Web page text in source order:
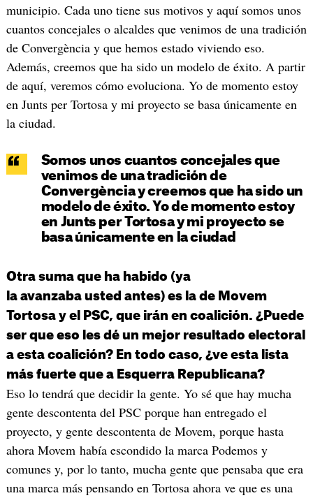
municipio. Cada uno tiene sus motivos y aquí somos unos
cuantos concejales o alcaldes que venimos de una tradición
de Convergència y que hemos estado viviendo eso.
Además, creemos que ha sido un modelo de éxito. A partir
de aquí, veremos cómo evoluciona. Yo de momento estoy
en Junts per Tortosa y mi proyecto se basa únicamente en
la ciudad.
Somos unos cuantos concejales que
venimos de una tradición de
Convergència y creemos que ha sido un
modelo de éxito. Yo de momento estoy
en Junts per Tortosa y mi proyecto se
basa únicamente en la ciudad
Otra suma que ha habido (ya
la avanzaba usted antes) es la de Movem
Tortosa y el PSC, que irán en coalición. ¿Puede
ser que eso les dé un mejor resultado electoral
a esta coalición? En todo caso, ¿ve esta lista
más fuerte que a Esquerra Republicana?
Eso lo tendrá que decidir la gente. Yo sé que hay mucha
gente descontenta del PSC porque han entregado el
proyecto, y gente descontenta de Movem, porque hasta
ahora Movem había escondido la marca Podemos y
comunes y, por lo tanto, mucha gente que pensaba que era
una marca más pensando en Tortosa ahora ve que es una